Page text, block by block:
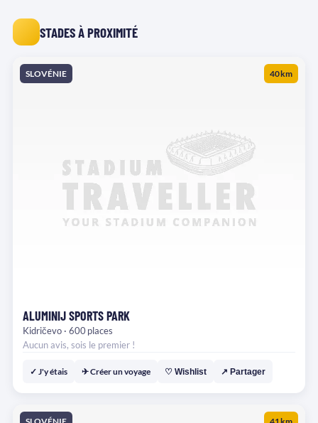
STADES À PROXIMITÉ
SLOVÉNIE 40 km
ALUMINIJ SPORTS PARK
Kidričevo · 600 places
Aucun avis, sois le premier !
✓ J'y étais ✈ Créer un voyage ♡ Wishlist ↗ Partager